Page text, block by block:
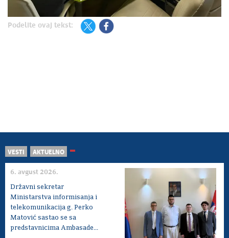
Podelite ovaj tekst:
VESTI AKTUELNO
6. avgust 2026.
Državni sekretar
Ministarstva informisanja i
telekomunikacija g. Perko
Matović sastao se sa
predstavnicima Ambasade...